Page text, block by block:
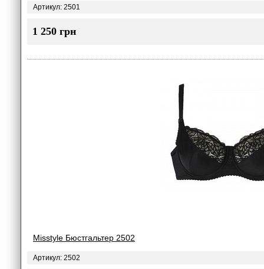
Артикул: 2501
1 250 грн
Misstyle Бюстгальтер 2502
Артикул: 2502